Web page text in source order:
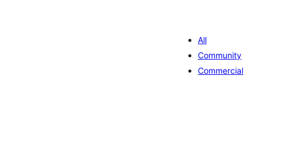
All
Community
Commercial